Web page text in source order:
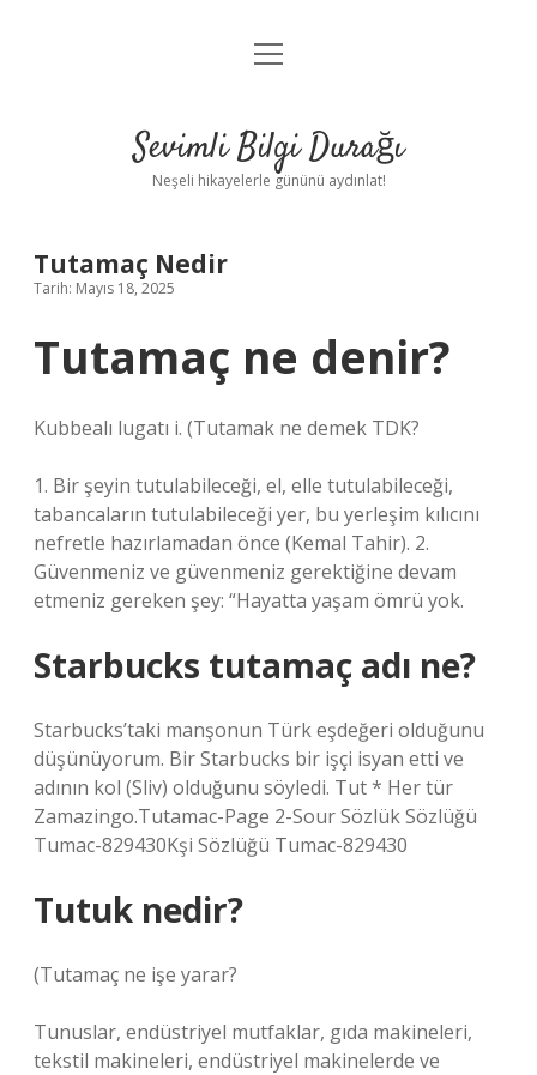
Anasayfa
Yasal Uyarı
menüyü
Sevimli Bilgi Durağı
Neşeli hikayelerle gününü aydınlat!
Tutamaç Nedir
Tarih: Mayıs 18, 2025
Tutamaç ne denir?
Kubbealı lugatı i. (Tutamak ne demek TDK?
1. Bir şeyin tutulabileceği, el, elle tutulabileceği,
tabancaların tutulabileceği yer, bu yerleşim kılıcını
nefretle hazırlamadan önce (Kemal Tahir). 2.
Güvenmeniz ve güvenmeniz gerektiğine devam
etmeniz gereken şey: “Hayatta yaşam ömrü yok.
Starbucks tutamaç adı ne?
Starbucks’taki manşonun Türk eşdeğeri olduğunu
düşünüyorum. Bir Starbucks bir işçi isyan etti ve
adının kol (Sliv) olduğunu söyledi. Tut * Her tür
Zamazingo.Tutamac-Page 2-Sour Sözlük Sözlüğü
Tumac-829430Kşi Sözlüğü Tumac-829430
Tutuk nedir?
(Tutamaç ne işe yarar?
Tunuslar, endüstriyel mutfaklar, gıda makineleri,
tekstil makineleri, endüstriyel makinelerde ve